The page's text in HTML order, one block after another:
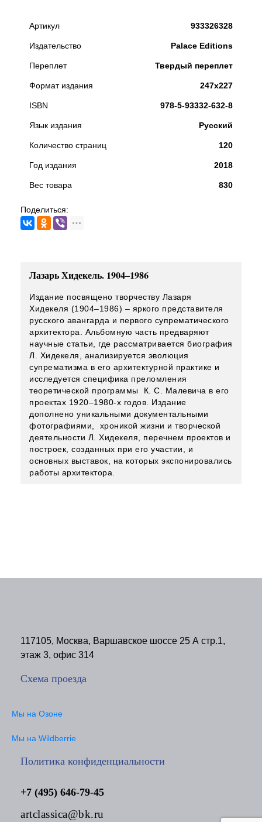
Артикул 933326328
Издательство Palace Editions
Переплет Твердый переплет
Формат издания 247x227
ISBN 978-5-93332-632-8
Язык издания Русский
Количество страниц 120
Год издания 2018
Вес товара 830
Поделиться:
Лазарь Хидекель. 1904–1986
Издание посвящено творчеству Лазаря
Хидекеля (1904–1986) – яркого представителя
русского авангарда и первого супрематического
архитектора. Альбомную часть предваряют
научные статьи, где рассматривается биография
Л. Хидекеля, анализируется эволюция
супрематизма в его архитектурной практике и
исследуется специфика преломления
теоретической программы К. С. Малевича в его
проектах 1920–1980-х годов. Издание
дополнено уникальными документальными
фотографиями, хроникой жизни и творческой
деятельности Л. Хидекеля, перечнем проектов и
построек, созданных при его участии, и
основных выставок, на которых экспонировались
работы архитектора.
117105, Москва, Варшавское шоссе 25 А стр.1,
этаж 3, офис 314
Схема проезда
Мы на Озоне
Мы на Wildberrie
Политика конфиденциальности
+7 (495) 646-79-45
artclassica@bk.ru